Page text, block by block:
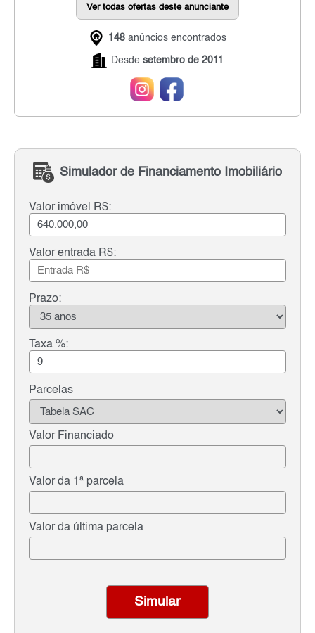
Ver todas ofertas deste anunciante
148 anúncios encontrados
Desde setembro de 2011
Simulador de Financiamento Imobiliário
Valor imóvel R$:
Valor entrada R$:
Prazo:
Taxa %:
Parcelas
Valor Financiado
Valor da 1ª parcela
Valor da última parcela
Simular